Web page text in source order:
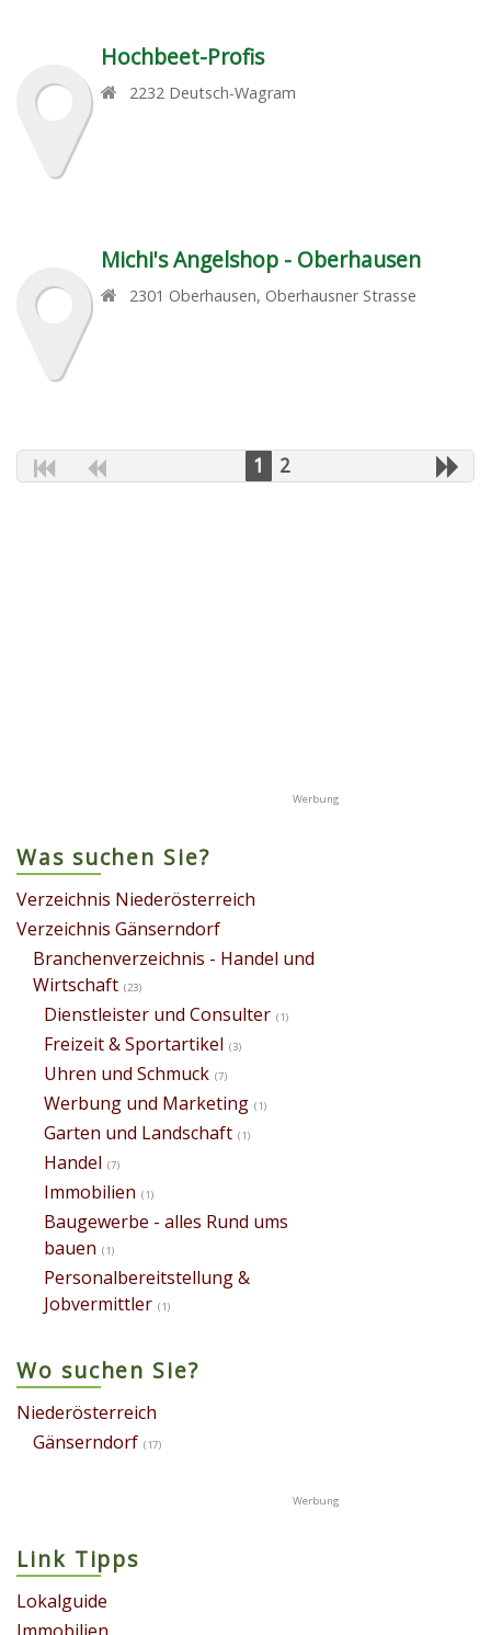
Hochbeet-Profis
2232 Deutsch-Wagram
Michi's Angelshop - Oberhausen
2301 Oberhausen,Oberhausner Strasse
1 2
Was suchen Sie?
Verzeichnis Niederösterreich
Verzeichnis Gänserndorf
Branchenverzeichnis - Handel und
Wirtschaft (23)
Dienstleister und Consulter (1)
Freizeit & Sportartikel (3)
Uhren und Schmuck (7)
Werbung und Marketing (1)
Garten und Landschaft (1)
Handel (7)
Immobilien (1)
Baugewerbe - alles Rund ums
bauen (1)
Personalbereitstellung &
Jobvermittler (1)
Wo suchen Sie?
Niederösterreich
Gänserndorf (17)
Link Tipps
Lokalguide